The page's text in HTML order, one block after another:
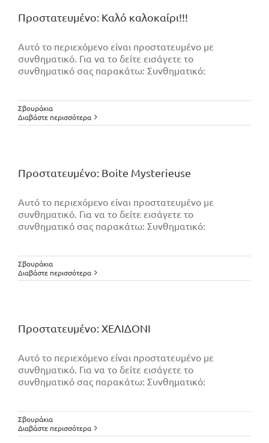
Πρoστατευμένο: Καλό καλοκαίρι!!!
Αυτό το περιεχόμενο είναι προστατευμένο με
συνθηματικό. Για να το δείτε εισάγετε το
συνθηματικό σας παρακάτω: Συνθηματικό:
Σβουράκια
Διαβάστε περισσότερα
Πρoστατευμένο: Boite Mysterieuse
Αυτό το περιεχόμενο είναι προστατευμένο με
συνθηματικό. Για να το δείτε εισάγετε το
συνθηματικό σας παρακάτω: Συνθηματικό:
Σβουράκια
Διαβάστε περισσότερα
Πρoστατευμένο: ΧΕΛΙΔΟΝΙ
Αυτό το περιεχόμενο είναι προστατευμένο με
συνθηματικό. Για να το δείτε εισάγετε το
συνθηματικό σας παρακάτω: Συνθηματικό:
Σβουράκια
Διαβάστε περισσότερα